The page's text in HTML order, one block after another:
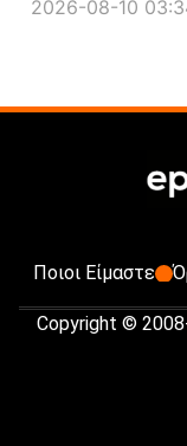
2026-08-10
Ποιοι Είμαστε
Copyright ©